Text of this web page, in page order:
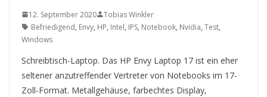
12. September 2020
Tobias Winkler
Befriedigend, Envy, HP, Intel, IPS, Notebook, Nvidia, Test,
Windows
Schreibtisch-Laptop. Das HP Envy Laptop 17 ist ein eher
seltener anzutreffender Vertreter von Notebooks im 17-
Zoll-Format. Metallgehäuse, farbechtes Display,